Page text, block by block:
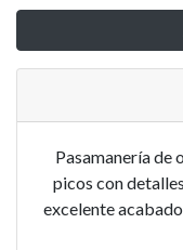
Pasamanería de
picos con
excelente